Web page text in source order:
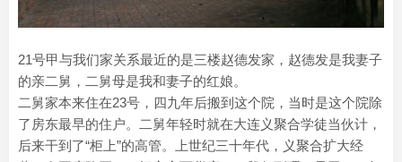
21号甲与我们家关系最近的是三楼赵德发家，赵德发是我妻子
的亲二舅，二舅母是我和妻子的红娘。
二舅家本来住在23号，四九年后搬到这个院，当时是这个院除
了房东最早的住户。二舅年轻时就在大连义聚合学徒当伙计，
后来干到了“柜上”的高管。上世纪三十年代，义聚合扩大经